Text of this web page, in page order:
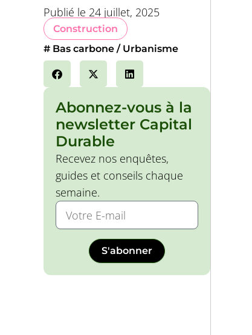
Publié le 24 juillet, 2025
Construction
# Bas carbone Urbanisme
Abonnez-vous à la
newsletter Capital
Durable
Recevez nos enquêtes,
guides et conseils chaque
semaine.
S'abonner